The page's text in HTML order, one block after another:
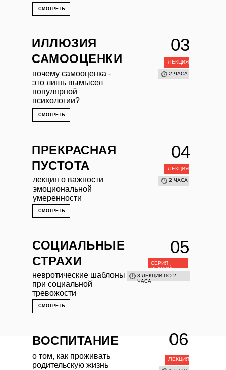
ЛЕКЦИЯ
2 ЧАСА
2 ЧАСА
ЛЕКЦИЯ
ЛЕКЦИЯ
СЕРИЯ
ЛЕКЦИЙ
3 ЛЕКЦИИ ПО 2
ЧАСА
04
03
ИЛЛЮЗИЯ
САМООЦЕНКИ
почему самооценка -
это лишь вымысел
популярной
психологии?
СМОТРЕТЬ
СМОТРЕТЬ
ПРЕКРАСНАЯ
ПУСТОТА
лекция о важности
эмоциональной
умеренности
СМОТРЕТЬ
05
СОЦИАЛЬНЫЕ
СТРАХИ
невротические шаблоны
при социальной
тревожости
СМОТРЕТЬ
ВОСПИТАНИЕ
о том, как проживать
родительскую жизнь
06